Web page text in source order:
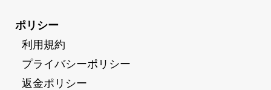
ポリシー
利用規約
プライバシーポリシー
返金ポリシー